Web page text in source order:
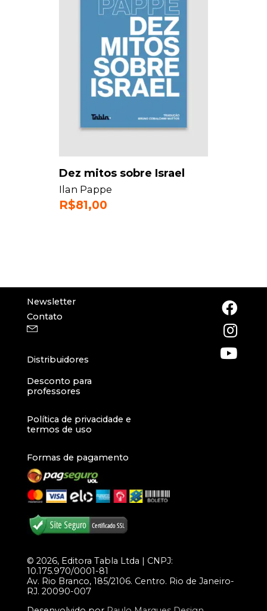
Dez mitos sobre Israel
Ilan Pappe
R$81,00
Newsletter
Contato
Distribuidores
Desconto para
professores
Política de privacidade e
termos de uso
Formas de pagamento
© 2026, Editora Tabla Ltda | CNPJ:
10.175.970/0001-81
Av. Rio Branco, 185/2106. Centro. Rio de Janeiro-
RJ. 20090-007